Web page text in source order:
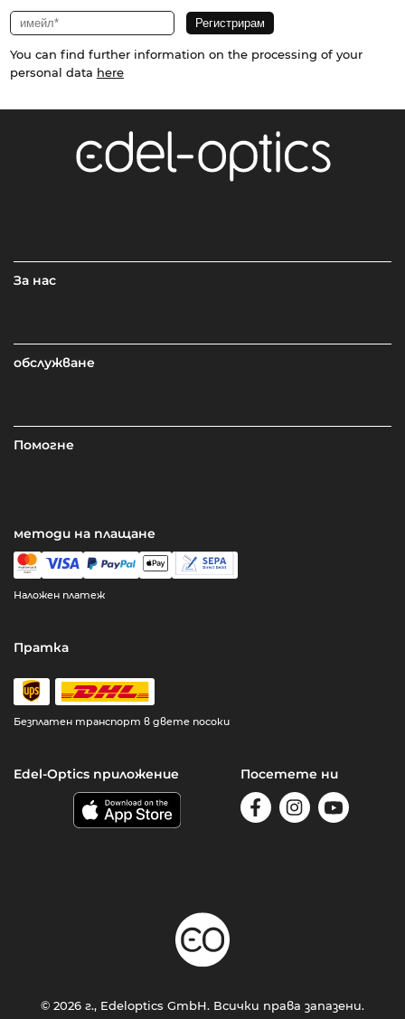
You can find further information on the processing of your
personal data here
За нас
обслужване
Помогне
методи на плащане
Наложен платеж
Пратка
Безплатен транспорт в двете посоки
Edel-Optics приложение Посетете ни
© 2026 г., Edeloptics GmbH. Всички права запазени.